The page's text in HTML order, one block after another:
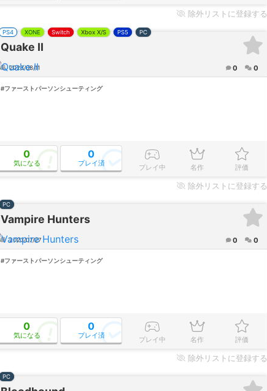
除外 リストに登録する
Quake II
PS4 XONE Switch Xbox X/S PS5 PC
2023/08/11 0 0
#ファーストパーソンシューティング
0
気になる
0
プレイ済
プレイ中 名作 評価
除外 リストに登録する
Vampire Hunters
PC
2023/07/27 0 0
#ファーストパーソンシューティング
0
気になる
0
プレイ済
プレイ中 名作 評価
除外 リストに登録する
PC